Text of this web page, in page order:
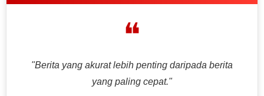
❝
"Berita yang akurat lebih penting daripada berita
yang paling cepat."